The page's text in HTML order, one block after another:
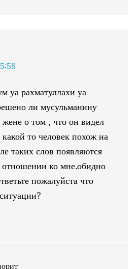
уа рахматуллахи уа
ли мусульманину
жене о том , что он видел
какой то человек похож на
таких слов появляются
отношении ко мне.обидно
пожалуйста что